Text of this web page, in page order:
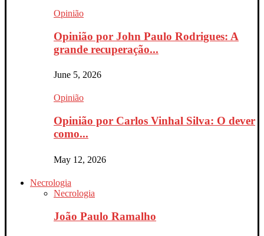
Opinião
Opinião por John Paulo Rodrigues: A
grande recuperação...
June 5, 2026
Opinião
Opinião por Carlos Vinhal Silva: O dever
como...
May 12, 2026
Necrologia
Necrologia
João Paulo Ramalho